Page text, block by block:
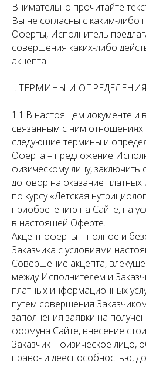
Внимательно прочитайте
Вы не согласны с каким-либо
Оферты, Исполнитель
совершения каких-либо
акцепта.
I. ТЕРМИНЫ И ОПРЕДЕЛЕНИЯ
1.1.В настоящем документе и
связанным с ним
следующие термины и
Оферта – предложение
физическому лицу, заключить
договор на оказание
по курсу «Детская
приобретению на Сайте, на
в настоящей Оферте.
Акцепт оферты – полное и
Заказчика с условиями
Совершение акцепта,
между Исполнителем и
платных информационных
путем совершения
заполнения заявки на
формуна Сайте, внесение
Заказчик – физическое
право- и дееспособностью,